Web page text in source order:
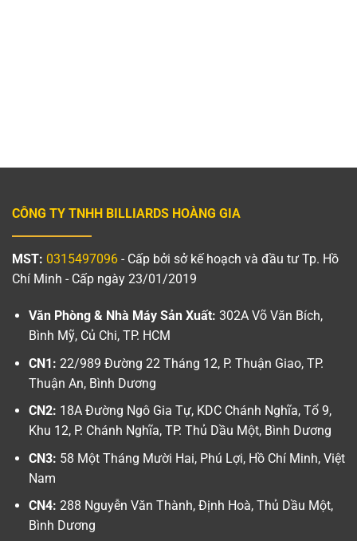
CÔNG TY TNHH BILLIARDS HOÀNG GIA
MST: 0315497096 - Cấp bởi sở kế hoạch và đầu tư Tp. Hồ
Chí Minh - Cấp ngày 23/01/2019
Văn Phòng & Nhà Máy Sản Xuất: 302A Võ Văn Bích,
Bình Mỹ, Củ Chi, TP. HCM
CN1: 22/989 Đường 22 Tháng 12, P. Thuận Giao, TP.
Thuận An, Bình Dương
CN2: 18A Đường Ngô Gia Tự, KDC Chánh Nghĩa, Tổ 9,
Khu 12, P. Chánh Nghĩa, TP. Thủ Dầu Một, Bình Dương
CN3: 58 Một Tháng Mười Hai, Phú Lợi, Hồ Chí Minh, Việt
Nam
CN4: 288 Nguyễn Văn Thành, Định Hoà, Thủ Dầu Một,
Bình Dương